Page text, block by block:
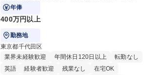
バックオフィス業務からスタートし組織を支える専任担当とし
て広く活躍できる環境です。
年俸
400万円以上
勤務地
東京都千代田区
業界未経験歓迎
年間休日120日以上
転勤なし
英語
経験者歓迎 残業なし
在宅OK